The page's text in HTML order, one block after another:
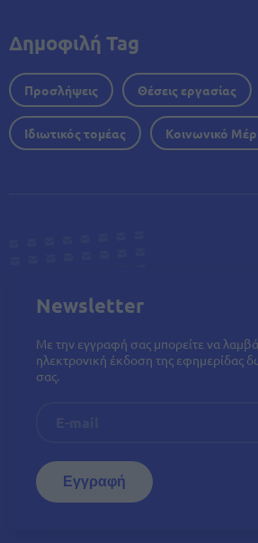
Δημοφιλή Tag
Προσλήψεις Θέσεις εργασίας
Ιδιωτικός τομέας Κοινωνικό
Newsletter
Με την εγγραφή σας μπορείτε να
ηλεκτρονική έκδοση της εφημερίδας
σας.